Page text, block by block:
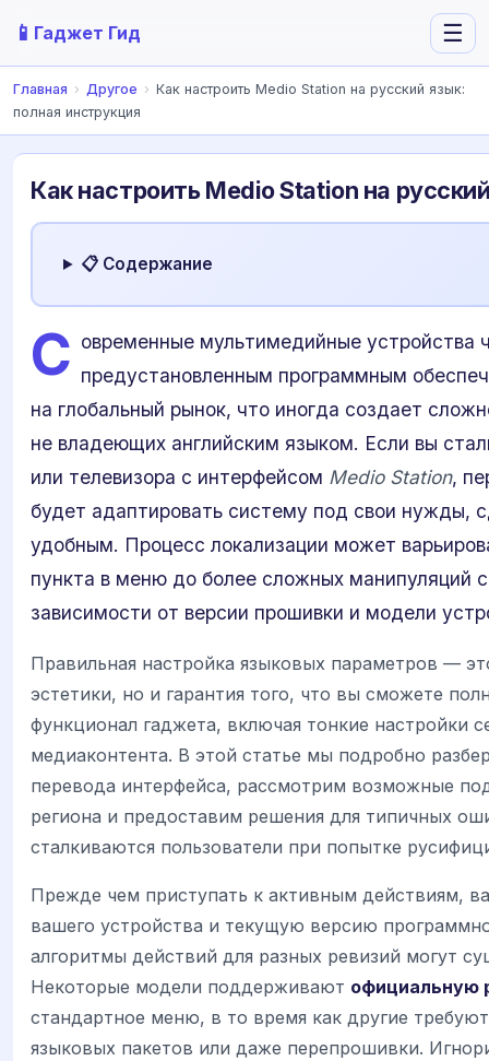
📱 Гаджет Гид ☰
Главная › Другое › Как настроить Medio Station на русский язык:
полная инструкция
Как настроить Medio Station на
📋 Содержание
С овременные мультимедийные устройства
предустановленным программным
на глобальный рынок, что иногда создает
не владеющих английским языком. Если вы
или телевизора с интерфейсом Medio Station,
будет адаптировать систему под свои нужды,
удобным. Процесс локализации может
пункта в меню до более сложных манипуляций
зависимости от версии прошивки и модели
Правильная настройка языковых параметров —
эстетики, но и гарантия того, что вы сможете
функционал гаджета, включая тонкие настройки
медиаконтента. В этой статье мы подробно
перевода интерфейса, рассмотрим возможные
региона и предоставим решения для типичных
сталкиваются пользователи при попытке
Прежде чем приступать к активным действиям,
вашего устройства и текущую версию
алгоритмы действий для разных ревизий могут
Некоторые модели поддерживают официальную
стандартное меню, в то время как другие
языковых пакетов или даже перепрошивки.